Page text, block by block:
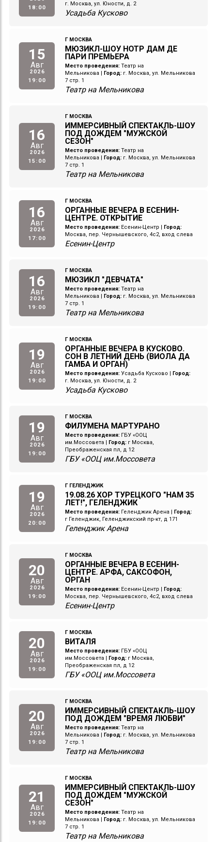
18:00
г. Москва, ул. Юности, д. 2
Усадьба Кусково
15
Авг
2026
19:00
Г МОСКВА
МЮЗИКЛ-ШОУ НОТР ДАМ ДЕ
ПАРИ ПРЕМЬЕРА
Место проведения: Театр на
Мельникова
Город: г. Москва, ул. Мельникова
7 стр. 1
Театр на Мельникова
16
Авг
2026
15:00
Г МОСКВА
ИММЕРСИВНЫЙ СПЕКТАКЛЬ-ШОУ
ПОД ДОЖДЕМ "МУЖСКОЙ
СЕЗОН"
Место проведения: Театр на
Мельникова
Город: г. Москва, ул. Мельникова
7 стр. 1
Театр на Мельникова
16
Авг
2026
17:00
Г МОСКВА
ОРГАННЫЕ ВЕЧЕРА В ЕСЕНИН-
ЦЕНТРЕ. ОТКРЫТИЕ
Место проведения: Есенин-Центр
Город:
Москва, пер. Чернышевского, 4с2, вход слева
Есенин-Центр
16
Авг
2026
19:00
Г МОСКВА
МЮЗИКЛ "ДЕВЧАТА"
Место проведения: Театр на
Мельникова
Город: г. Москва, ул. Мельникова
7 стр. 1
Театр на Мельникова
19
Авг
2026
19:00
Г МОСКВА
ОРГАННЫЕ ВЕЧЕРА В КУСКОВО.
СОН В ЛЕТНИЙ ДЕНЬ (ВИОЛА ДА
ГАМБА И ОРГАН)
Место проведения: Усадьба Кусково
Город:
г. Москва, ул. Юности, д. 2
Усадьба Кусково
19
Авг
2026
19:00
Г МОСКВА
ФИЛУМЕНА МАРТУРАНО
Место проведения: ГБУ «ООЦ
им.Моссовета
Город: г Москва,
Преображенская пл, д 12
ГБУ «ООЦ им.Моссовета
19
Авг
2026
20:00
Г ГЕЛЕНДЖИК
19.08.26 ХОР ТУРЕЦКОГО "НАМ 35
ЛЕТ!", ГЕЛЕНДЖИК
Место проведения: Геленджик Арена
Город:
г Геленджик, Геленджикский пр-кт, д 171
Геленджик Арена
20
Авг
2026
19:00
Г МОСКВА
ОРГАННЫЕ ВЕЧЕРА В ЕСЕНИН-
ЦЕНТРЕ. АРФА, САКСОФОН,
ОРГАН
Место проведения: Есенин-Центр
Город:
Москва, пер. Чернышевского, 4с2, вход слева
Есенин-Центр
20
Авг
2026
19:00
Г МОСКВА
ВИТАЛЯ
Место проведения: ГБУ «ООЦ
им.Моссовета
Город: г Москва,
Преображенская пл, д 12
ГБУ «ООЦ им.Моссовета
20
Авг
2026
19:00
Г МОСКВА
ИММЕРСИВНЫЙ СПЕКТАКЛЬ-ШОУ
ПОД ДОЖДЕМ "ВРЕМЯ ЛЮБВИ"
Место проведения: Театр на
Мельникова
Город: г. Москва, ул. Мельникова
7 стр. 1
Театр на Мельникова
21
Авг
2026
19:00
Г МОСКВА
ИММЕРСИВНЫЙ СПЕКТАКЛЬ-ШОУ
ПОД ДОЖДЕМ "МУЖСКОЙ
СЕЗОН"
Место проведения: Театр на
Мельникова
Город: г. Москва, ул. Мельникова
7 стр. 1
Театр на Мельникова